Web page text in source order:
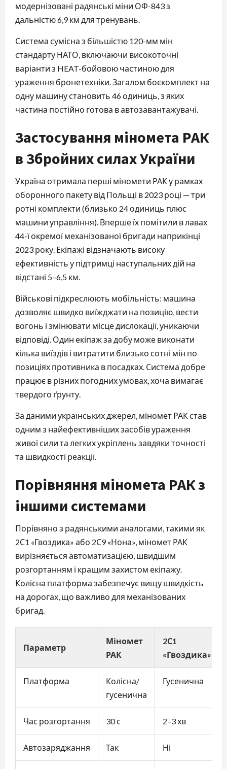
модернізовані радянські міни ОФ-843 з
дальністю 6,9 км для тренувань.
Система сумісна з більшістю 120-мм мін
стандарту НАТО, включаючи високоточні
варіанти з HEAT-бойовою частиною для
ураження бронетехніки. Загалом боєкомплект на
одну машину становить 46 одиниць, з яких
частина постійно готова в автозавантажувачі.
Застосування міномета РАК
в Збройних силах України
Україна отримала перші міномети РАК у рамках
оборонного пакету від Польщі в 2023 році — три
ротні комплекти (близько 24 одиниць плюс
машини управління). Вперше їх помітили в лавах
44-ї окремої механізованої бригади наприкінці
2023 року. Екіпажі відзначають високу
ефективність у підтримці наступальних дій на
відстані 5–6,5 км.
Військові підкреслюють мобільність: машина
дозволяє швидко виїжджати на позицію, вести
вогонь і змінювати місце дислокації, уникаючи
відповіді. Один екіпаж за добу може виконати
кілька виїздів і витратити близько сотні мін по
позиціях противника в посадках. Система добре
працює в різних погодних умовах, хоча вимагає
твердого ґрунту.
За даними українських джерел, міномет РАК став
одним з найефективніших засобів ураження
живої сили та легких укріплень завдяки точності
та швидкості реакції.
Порівняння міномета РАК з
іншими системами
Порівняно з радянськими аналогами, такими як
2С1 «Гвоздика» або 2С9 «Нона», міномет РАК
вирізняється автоматизацією, швидшим
розгортанням і кращим захистом екіпажу.
Колісна платформа забезпечує вищу швидкість
на дорогах, що важливо для механізованих
бригад.
Параметр
Міномет
РАК
2С1
«Гвоздика»
Платформа
Колісна/
гусенична
Гусенична
Час розгортання 30 с 2–3 хв
Автозаряджання Так Ні